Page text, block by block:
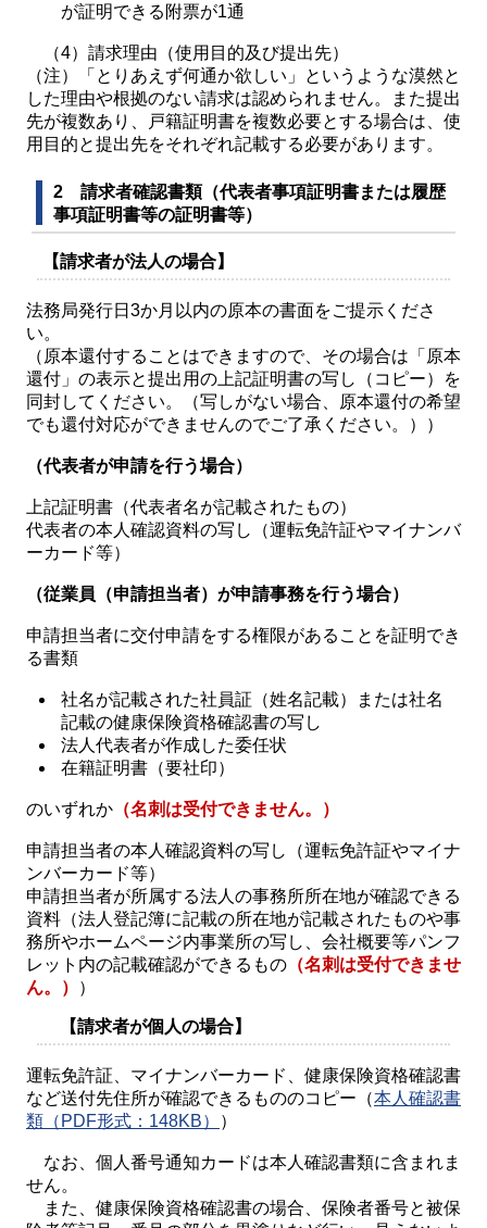
が証明できる附票が1通
（4）請求理由（使用目的及び提出先）
（注）「とりあえず何通か欲しい」というような漠然と
した理由や根拠のない請求は認められません。また提出
先が複数あり、戸籍証明書を複数必要とする場合は、使
用目的と提出先をそれぞれ記載する必要があります。
2 請求者確認書類（代表者事項証明書または履歴
事項証明書等の証明書等）
【請求者が法人の場合】
法務局発行日3か月以内の原本の書面をご提示くださ
い。
（原本還付することはできますので、その場合は「原本
還付」の表示と提出用の上記証明書の写し（コピー）を
同封してください。（写しがない場合、原本還付の希望
でも還付対応ができませんのでご了承ください。））
（代表者が申請を行う場合）
上記証明書（代表者名が記載されたもの）
代表者の本人確認資料の写し（運転免許証やマイナンバ
ーカード等）
（従業員（申請担当者）が申請事務を行う場合）
申請担当者に交付申請をする権限があることを証明でき
る書類
社名が記載された社員証（姓名記載）または社名
記載の健康保険資格確認書の写し
法人代表者が作成した委任状
在籍証明書（要社印）
のいずれか （名刺は受付できません。）
申請担当者の本人確認資料の写し（運転免許証やマイナ
ンバーカード等）
申請担当者が所属する法人の事務所所在地が確認できる
資料（法人登記簿に記載の所在地が記載されたものや事
務所やホームページ内事業所の写し、会社概要等パンフ
レット内の記載確認ができるもの （名刺は受付できませ
ん。）
）
【請求者が個人の場合】
運転免許証、マイナンバーカード、健康保険資格確認書
など送付先住所が確認できるもののコピー（本人確認書
類（PDF形式：148KB）
）
なお、個人番号通知カードは本人確認書類に含まれま
せん。
また、健康保険資格確認書の場合、保険者番号と被保